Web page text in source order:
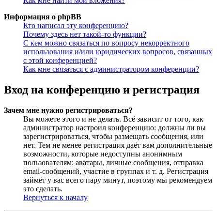
Информация о phpBB
Кто написал эту конференцию?
Почему здесь нет такой-то функции?
С кем можно связаться по вопросу некорректного
использования и/или юридических вопросов, связанных
с этой конференцией?
Как мне связаться с администратором конференции?
Вход на конференцию и регистрация
Зачем мне нужно регистрироваться?
Вы можете этого и не делать. Всё зависит от того, как
администратор настроил конференцию: должны ли вы
зарегистрироваться, чтобы размещать сообщения, или
нет. Тем не менее регистрация даёт вам дополнительные
возможности, которые недоступны анонимным
пользователям: аватары, личные сообщения, отправка
email-сообщений, участие в группах и т. д. Регистрация
займёт у вас всего пару минут, поэтому мы рекомендуем
это сделать.
Вернуться к началу